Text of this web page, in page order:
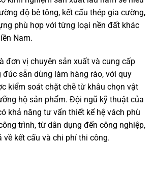
độ bê tông, kết cấu thép gia cường,
phù hợp với từng loại nền đất khác
Nam.
đơn vị chuyên sản xuất và cung cấp
đúc sẵn dùng làm hàng rào, với quy
kiểm soát chặt chẽ từ khâu chọn vật
hộ sản phẩm. Đội ngũ kỹ thuật của
khả năng tư vấn thiết kế hệ vách phù
trình, từ dân dụng đến công nghiệp,
kết cấu và chi phí thi công.